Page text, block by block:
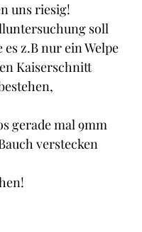
uns riesig!
soll
z.B nur ein Welpe
Kaiserschnitt
gerade mal 9mm
verstecken